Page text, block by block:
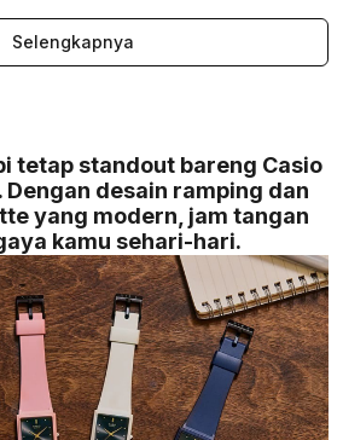
Selengkapnya
tetap standout bareng Casio
Dengan desain ramping dan
yang modern, jam tangan
kamu sehari-hari.